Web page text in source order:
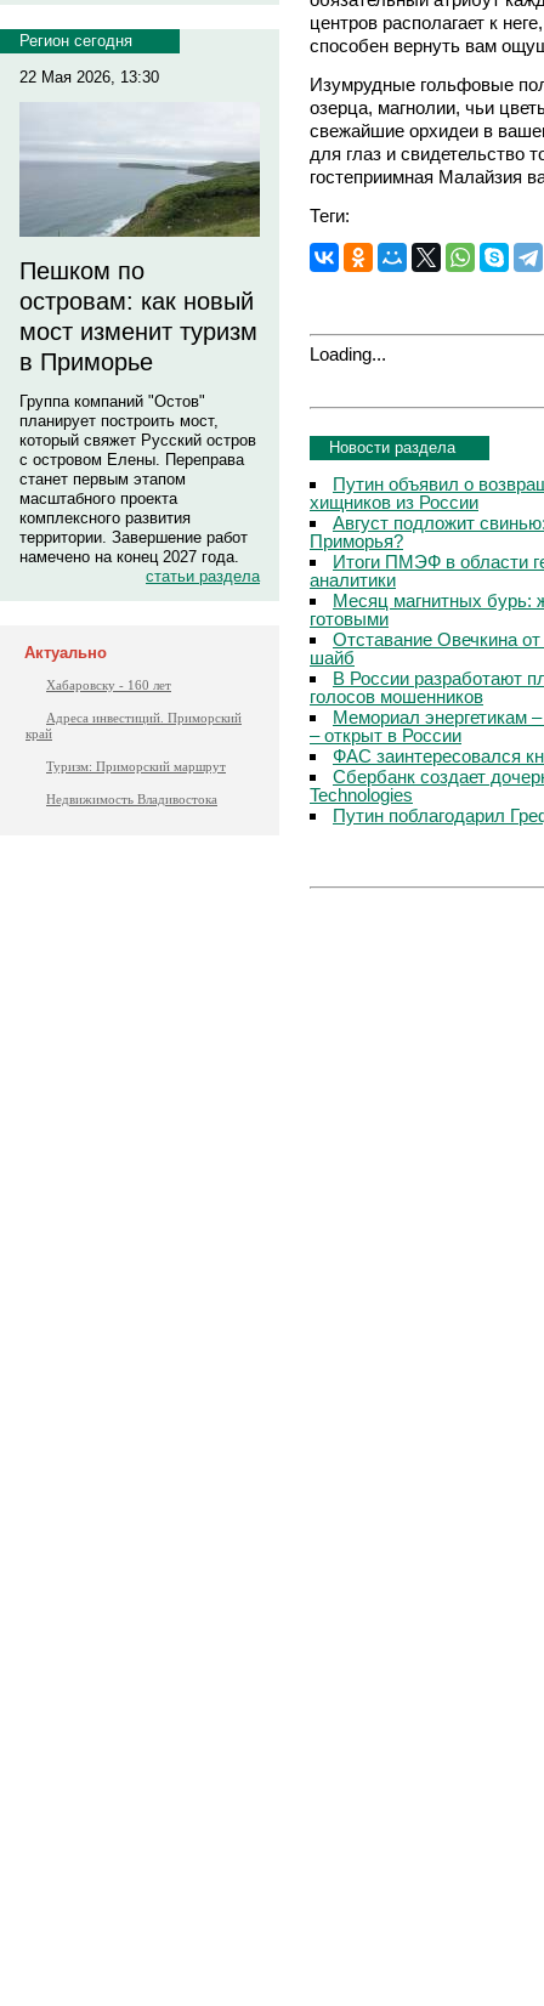
Регион сегодня
22 Мая 2026, 13:30
Пешком по
островам: как новый
мост изменит туризм
в Приморье
Группа компаний "Остов"
планирует построить мост,
который свяжет Русский остров
с островом Елены. Переправа
станет первым этапом
масштабного проекта
комплексного развития
территории. Завершение работ
намечено на конец 2027 года.
статьи раздела
Актуально
Хабаровску - 160 лет
Адреса инвестиций. Приморский
край
Туризм: Приморский маршрут
Недвижимость Владивостока
центров располагает к
способен вернуть вам
Изумрудные гольфовые
озерца, магнолии, чьи
свежайшие орхидеи в
для глаз и свидетельство
гостеприимная Малайзия
Теги:
Loading...
Новости раздела
Путин объявил о
хищников из России
Август подложит
Приморья?
Итоги ПМЭФ в области
аналитики
Месяц магнитных бурь:
готовыми
Отставание Овечкина
шайб
В России разработают
голосов мошенников
Мемориал энергетикам
– открыт в России
ФАС заинтересовался
Сбербанк создает
Technologies
Путин поблагодарил